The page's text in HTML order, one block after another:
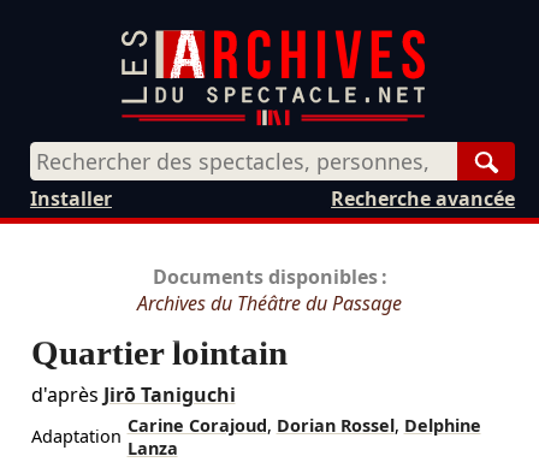
Recherche avancée
Installer
Documents disponibles :
Archives du Théâtre du Passage
Quartier lointain
d'après Jirō Taniguchi
Adaptation Carine Corajoud, Dorian Rossel, Delphine
Lanza